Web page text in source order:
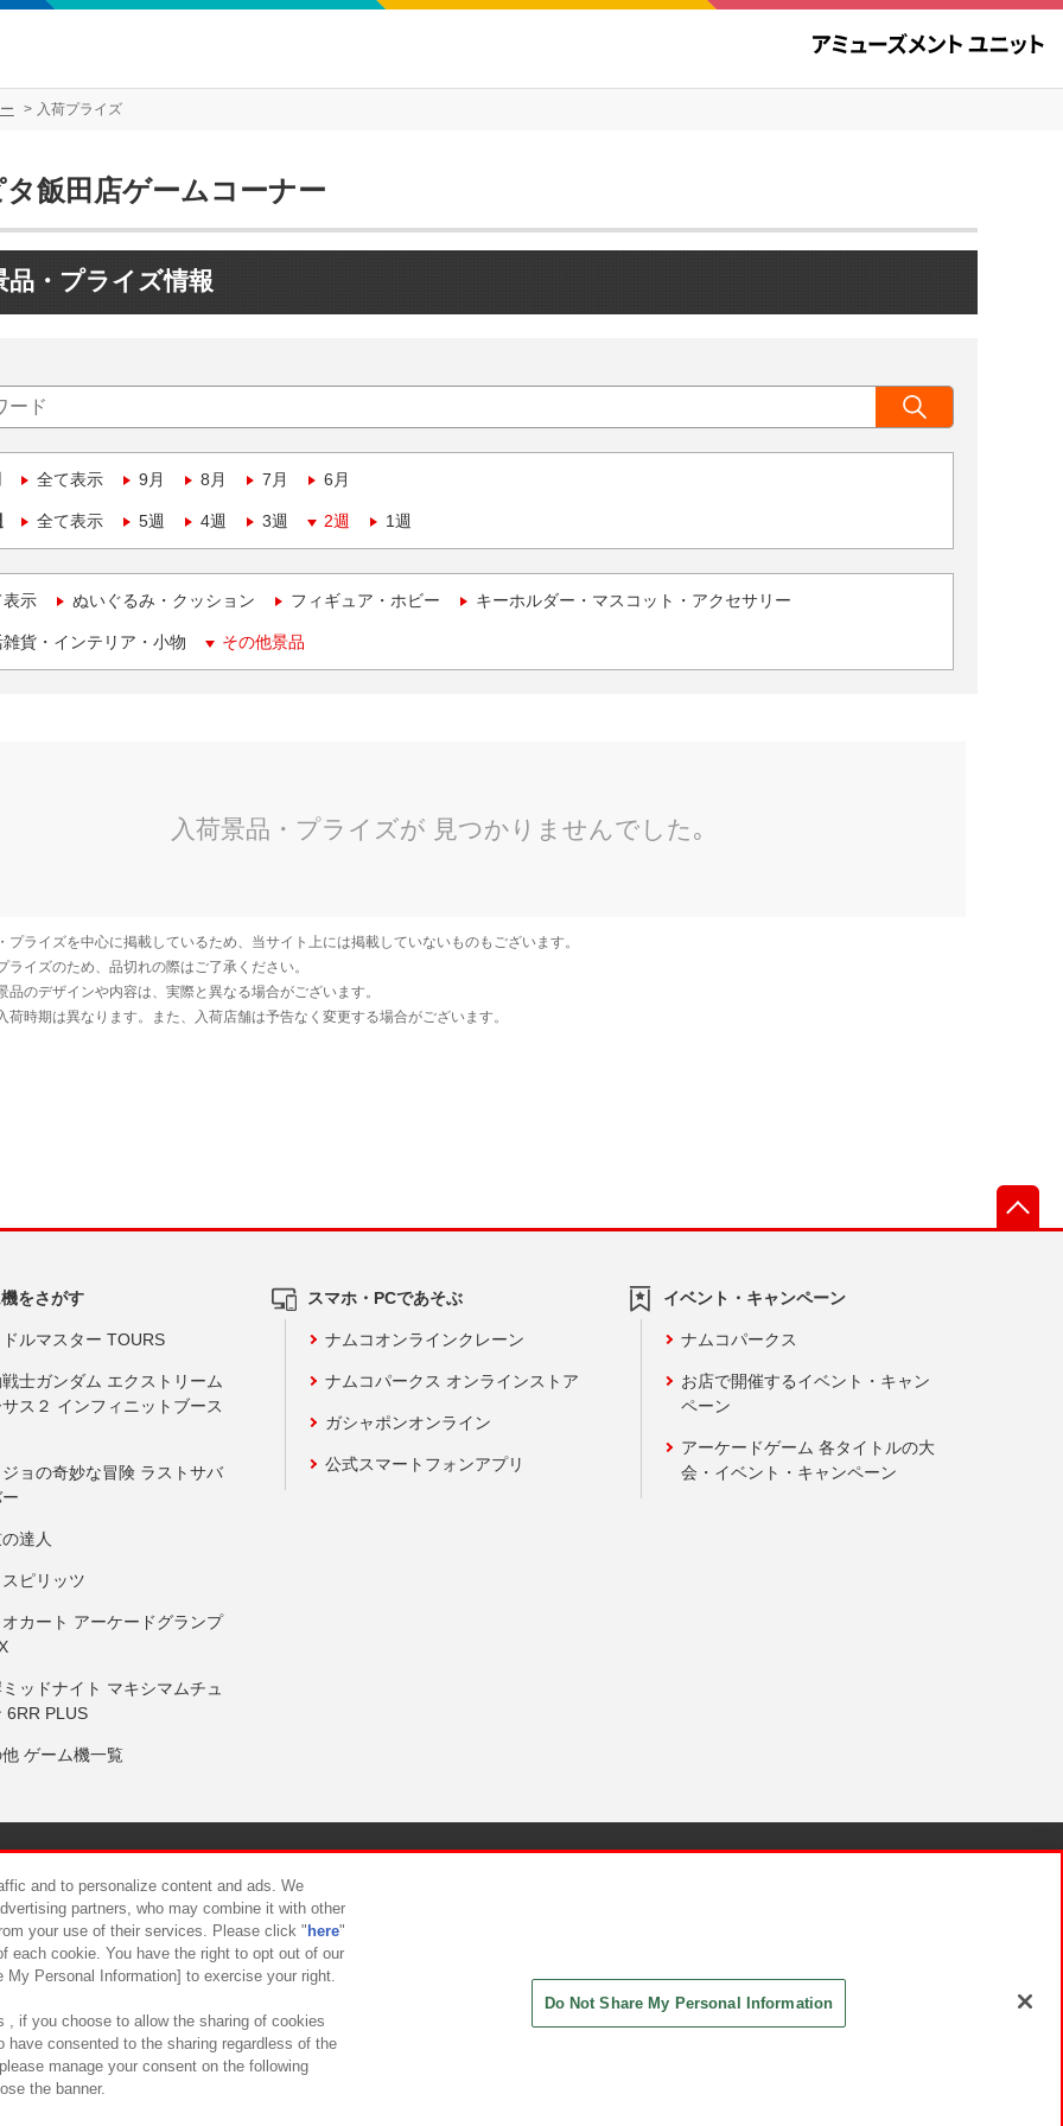
入荷プライズ
飯田店ゲームコーナー
品・プライズ情報
全て表示 9月 8月 7月 6月
全て表示 5週 4週 3週 2週 1週
表示 ぬいぐるみ・クッション フィギュア・ホビー キーホルダー・マスコット・アクセサリー
貨・インテリア・小物 その他景品
をさがす
ルマスター TOURS
士ガンダム エクストリーム
ス２ インフィニットブース
ョの奇妙な冒険 ラストサバ
達人
ピリッツ
カート アーケードグランプ
ッドナイト マキシマムチュ
6RR PLUS
ゲーム機一覧
スマホ・PCであそぶ
ナムコオンラインクレーン
ナムコパークス オンラインストア
ガシャポンオンライン
公式スマートフォンアプリ
イベント・キャンペーン
ナムコパークス
お店で開催するイベント・キャン
ペーン
アーケードゲーム 各タイトルの大
会・イベント・キャンペーン
について カスタマーハラスメント対応方針
and to personalize content and ads. We
partners, who may combine it with other
your use of their services. Please click " here"
each cookie. You have the right to opt out of our
Personal Information] to exercise your right.
, if you choose to allow the sharing of cookies
have consented to the sharing regardless of the
manage your consent on the following
the banner.
Do Not Share My Personal Information